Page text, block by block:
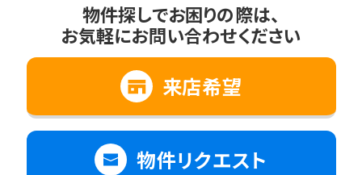
物件探しでお困りの際は、
お気軽にお問い合わせください
来店希望
物件リクエスト